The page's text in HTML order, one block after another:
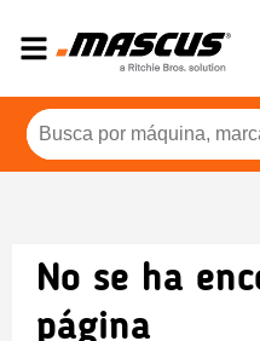
No se ha
página